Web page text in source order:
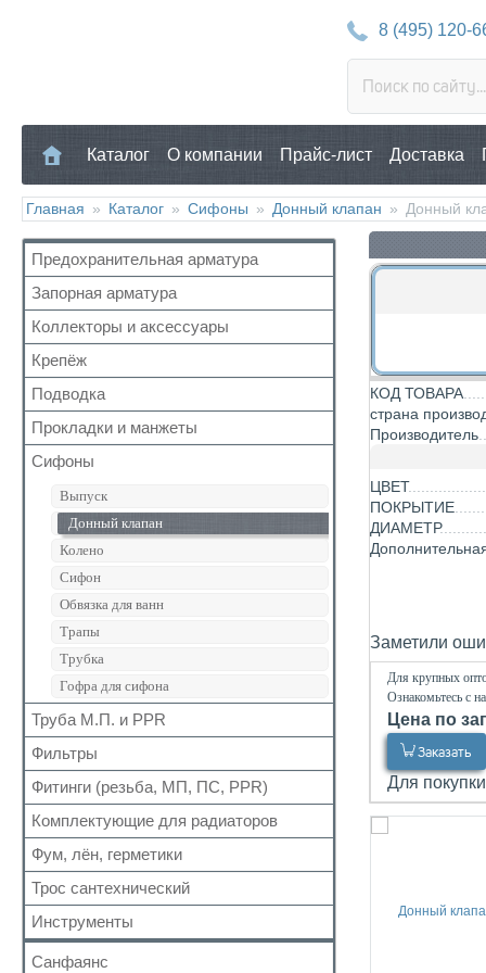
8 (495) 120-
Каталог О компании Прайс-лист Доставка
Главная » Каталог » Сифоны » Донный клапан » Донный
Предохранительная арматура
Воздухоотводчик
Клапан предохранительный
Манометр/Термометр
Обратный клапан
Поплавковый клапан
Регулятор давления
Кран Маевского
Запорная арматура
Кран шаровый для воды
Кран с американкой
Краны прочие
Краны для бытовой техники
Для радиаторов
Дачные краны
Кран шаровый для газа
Запчасти для кранов
Коллекторы и аксессуары
Аксессуары для коллекторов
Коллекторные группы
Коллекторы
Крепёж
Для труб
Для радиатора
Прочий
Подводка
Газ
Газ сильфон
Вода сильфон
Вода гигант
машин
Прокладки и манжеты
Прокладки
Для радиаторов
Сальники
Манжеты для канализационных труб
Наборы
Сифоны
Выпуск
Донный клапан
Колено
Сифон
Обвязка для ванн
Трапы
Трубка
Гофра для сифона
Труба М.П. и PPR
Металлопластиковая
Полипропиленовая
Фильтры
Для обратного клапана
Косой
Прямой
Самопромывной
Другие
Фитинги (резьба, МП, ПС, PPR)
Резьбовые
Для МП труб
Для PPR труб
Для полотенцесушителей
Комплектующие для радиаторов
Наборы
Комплектующие
Краны Маевского
Кронштейны
Фум, лён, герметики
ФУМ
Нить
Лён
Трос сантехнический
Инструменты
Санфаянс
КОД ТОВАРА
страна
Производитель
ЦВЕТ
ПОКРЫТИЕ
ДИАМЕТР
Заметили
Для крупных
Ознакомьтесь с
Цена по
Заказать
Для